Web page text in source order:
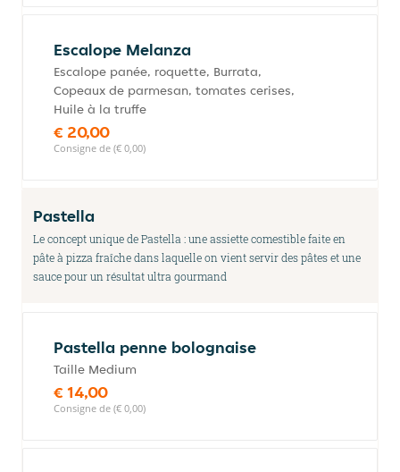
Escalope Melanza
Escalope panée, roquette, Burrata,
Copeaux de parmesan, tomates cerises,
Huile à la truffe
€ 20,00
Consigne de (€ 0,00)
Pastella
Le concept unique de Pastella : une assiette comestible faite en
pâte à pizza fraîche dans laquelle on vient servir des pâtes et une
sauce pour un résultat ultra gourmand
⁠Pastella penne bolognaise
Taille Medium
€ 14,00
Consigne de (€ 0,00)